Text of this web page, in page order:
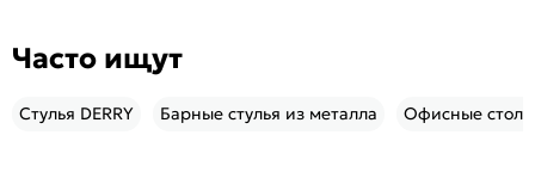
Часто ищут
Стулья DERRY Барные стулья из металла Офисные